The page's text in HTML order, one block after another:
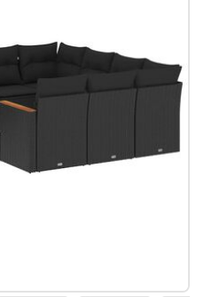
#sharemevidaxl